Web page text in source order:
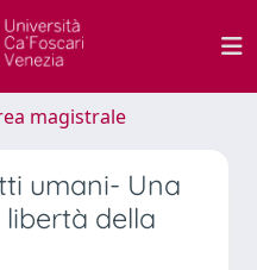
magistrale
umani- Una
della